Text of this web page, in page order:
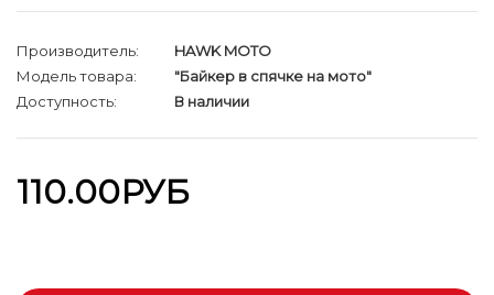
Производитель:
HAWK MOTO
Модель товара:
"Байкер в спячке на мото"
Доступность:
В наличии
110.00РУБ